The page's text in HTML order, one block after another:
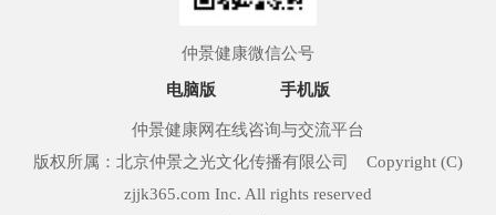
仲景健康微信公号
电脑版 手机版
仲景健康网在线咨询与交流平台
版权所属：北京仲景之光文化传播有限公司 Copyright (C)
zjjk365.com Inc. All rights reserved